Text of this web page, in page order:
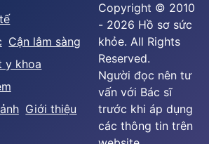
Cận lâm sàng
y khoa
Giới thiệu
Copyright © 2010
- 2026 Hồ sơ sức
khỏe. All Rights
Reserved.
Người đọc nên tư
vấn với Bác sĩ
trước khi áp dụng
các thông tin trên